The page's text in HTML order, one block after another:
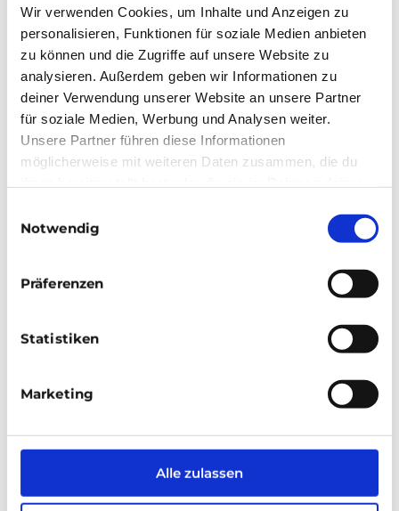
Wir verwenden Cookies, um Inhalte und Anzeigen zu
personalisieren, Funktionen für soziale Medien anbieten
zu können und die Zugriffe auf unsere Website zu
analysieren. Außerdem geben wir Informationen zu
deiner Verwendung unserer Website an unsere Partner
für soziale Medien, Werbung und Analysen weiter.
Unsere Partner führen diese Informationen
möglicherweise mit weiteren Daten zusammen, die du
Notwendig
Präferenzen
Statistiken
Marketing
Alle zulassen
psychologische Sicherheit im Umgang mit
KI?
Vertrauen zwischen Menschen und Vertrauen
in KI unterscheiden sich voneinander.
Studien zeigen, dass Vertrauen in KI vor allem
durch die Leistung von KI beeinflusst wird. Im
Umkehrschluss bedeutet dies, dass das
Vertrauen in die KI sinkt, wenn diese nicht,
wie erwartet, performt. Ein weiterer Faktor,
Transparenz. Wer versteht, wie die KI
KI als „black box“ wahrgenommen wird, sinkt
Unternehmen psychologische Sicherheit,
Fehler und Unsicherheiten bzgl. ihrer KI-
Nutzung offen ansprechen können.